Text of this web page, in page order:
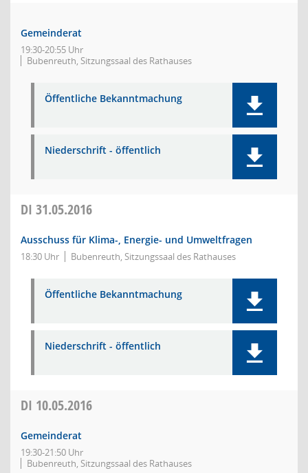
Gemeinderat
19:30-20:55 Uhr
Bubenreuth, Sitzungssaal des Rathauses
Öffentliche Bekanntmachung
Niederschrift - öffentlich
DI 31.05.2016
Ausschuss für Klima-, Energie- und Umweltfragen
18:30 Uhr Bubenreuth, Sitzungssaal des Rathauses
Öffentliche Bekanntmachung
Niederschrift - öffentlich
DI 10.05.2016
Gemeinderat
19:30-21:50 Uhr
Bubenreuth, Sitzungssaal des Rathauses